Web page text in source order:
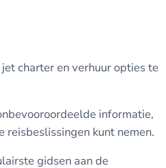
charter en verhuur opties te
informatie,
reisbeslissingen kunt nemen.
gidsen aan de